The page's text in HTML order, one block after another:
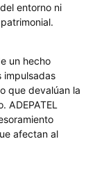
entorno ni
un hecho
impulsadas
que devalúan la
afectan al